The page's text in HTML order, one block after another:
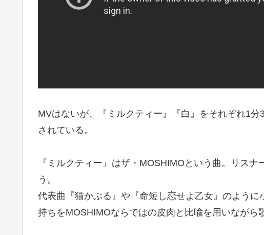
MVはないが、『ミルクティー』『白』をそれぞれ1
されている。
『ミルクティー』はザ・MOSHIMOという曲。リス
う。
代表曲『猫かぶる』や『命短し恋せよ乙女』のよう
持ちをMOSHIMOならではの皮肉と比喩を用いながら